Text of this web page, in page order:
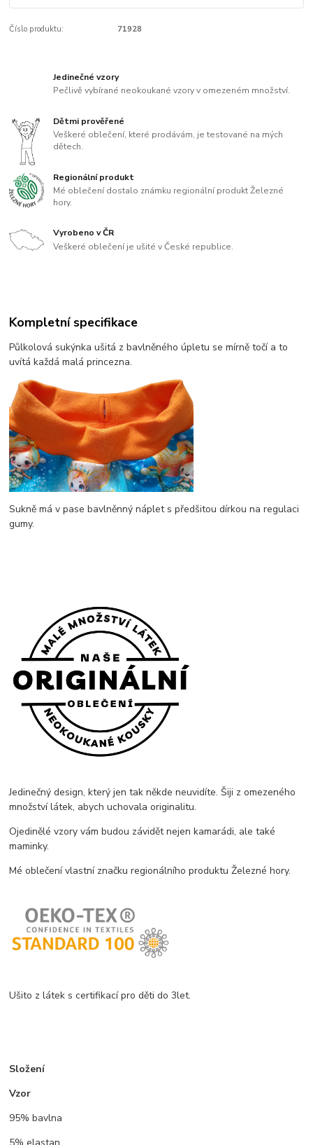
Číslo produktu: 71928
Jedinečné vzory
Pečlivě vybírané neokoukané vzory v omezeném množství.
Dětmi prověřené
Veškeré oblečení, které prodávám, je testované na mých
dětech.
Regionální produkt
Mé oblečení dostalo známku regionální produkt Železné
hory.
Vyrobeno v ČR
Veškeré oblečení je ušité v České republice.
Kompletní specifikace
Půlkolová sukýnka ušitá z bavlněného úpletu se mírně točí a to
uvítá každá malá princezna.
Sukně má v pase bavlněnný náplet s předšitou dírkou na regulaci
gumy.
Jedinečný design, který jen tak někde neuvidíte. Šiji z omezeného
množství látek, abych uchovala originalitu.
Ojedinělé vzory vám budou závidět nejen kamarádi, ale také
maminky.
Mé oblečení vlastní značku regionálního produktu Železné hory.
Ušito z látek s certifikací pro děti do 3let.
Složení
Vzor
95% bavlna